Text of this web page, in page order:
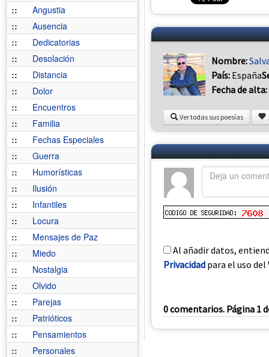
::
Angustia
::
Ausencia
::
Dedicatorias
::
Desolación
::
Distancia
::
Dolor
::
Encuentros
::
Familia
::
Fechas Especiales
::
Guerra
::
Humorísticas
::
Ilusión
::
Infantiles
::
Locura
::
Mensajes de Paz
::
Miedo
::
Nostalgia
::
Olvido
::
Parejas
::
Patrióticos
::
Pensamientos
::
Personales
Nombre:
País: España
Fecha de alta:
Ver todas sus poesías
Al añadir datos,
Privacidad para el uso del
0 comentarios. Página 1